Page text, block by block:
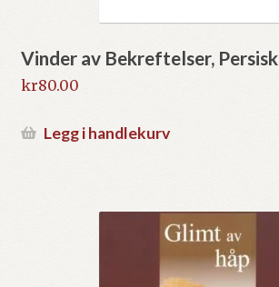
Vinder av Bekreftelser, Persisk
kr80.00
Legg i handlekurv